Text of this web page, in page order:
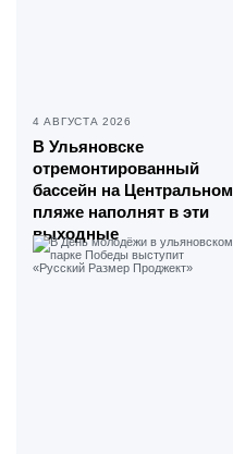
4 АВГУСТА 2026
В Ульяновске
отремонтированный
бассейн на Центральном
пляже наполнят в эти
выходные